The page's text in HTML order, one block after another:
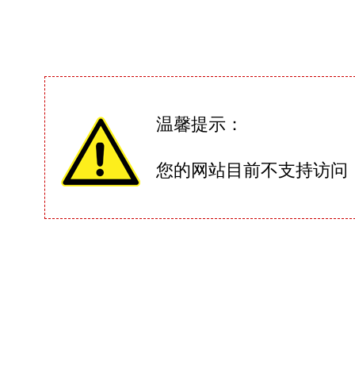
温馨提示：
您的网站目前不支持访